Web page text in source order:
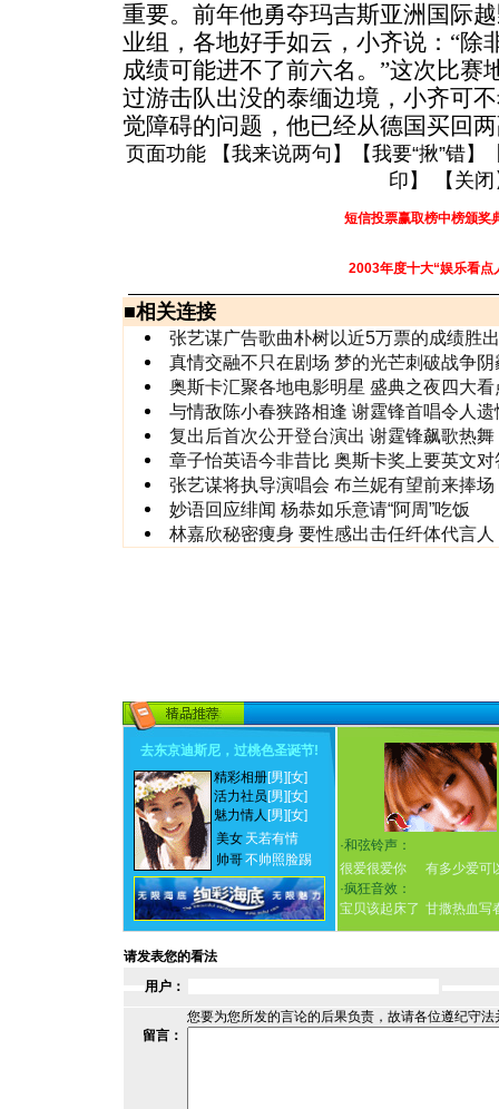
重要。前年他勇夺玛吉斯亚洲国际
业组，各地好手如云，小齐说：“除
成绩可能进不了前六名。”这次比赛
过游击队出没的泰缅边境，小齐可
觉障碍的问题，他已经从德国买回
页面功能 【我来说两句 】【我要“揪”错】
印 】 【 关闭
短信投票赢取榜中榜颁奖
2003年度十大“娱乐看点
■相关连接
张艺谋广告歌曲朴树以近5万票的成绩胜
真情交融不只在剧场 梦的光芒刺破战争阴
奥斯卡汇聚各地电影明星 盛典之夜四大看
与情敌陈小春狭路相逢 谢霆锋首唱令人遗
复出后首次公开登台演出 谢霆锋飙歌热舞
章子怡英语今非昔比 奥斯卡奖上要英文对
张艺谋将执导演唱会 布兰妮有望前来捧场
妙语回应绯闻 杨恭如乐意请“阿周”吃饭
林嘉欣秘密痩身 要性感出击任纤体代言人
去东京迪斯尼，过桃色圣诞节!
精彩相册[男] [女]
活力社员 [男] [女]
魅力情人 [男] [女]
美女 天若有情
帅哥不帅照脸踢
·和弦铃声：
很爱很爱你
有多少爱可
·疯狂音效：
宝贝该起床了 甘撒热血写
请发表您的看法
用户：
您要为您所发的言论的后果负责，故请各位遵纪守
留言：